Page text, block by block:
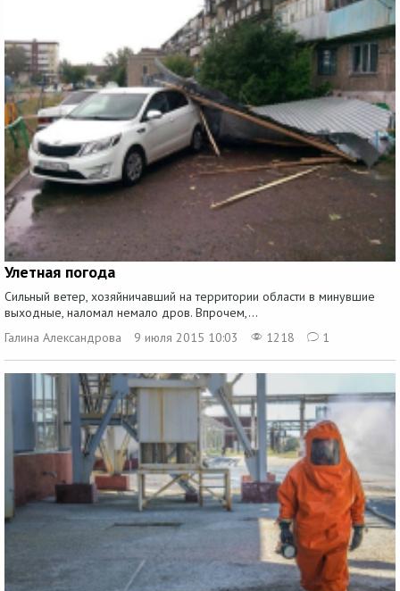
Улетная погода
Сильный ветер, хозяйничавший на территории области в минувшие
выходные, наломал немало дров. Впрочем,...
Галина Александрова
9 июля 2015 10:03 1218 1